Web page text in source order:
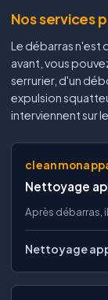
Nos services
Le débarras n'est
avant, vous
serrurier, d'un
expulsion
interviennent sur
Nettoyage
Après débarras,
Nettoyage